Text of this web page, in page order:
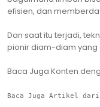
efisien, dan
Dan saat itu terjadi,
pionir diam-diam
Baca Juga Konten
Baca Juga Artikel